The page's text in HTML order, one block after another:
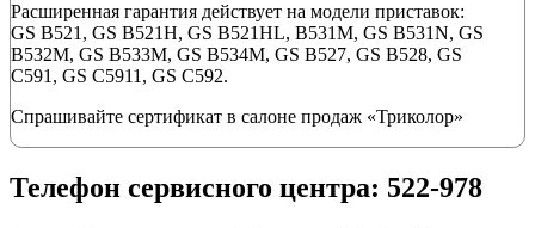
Расширенная гарантия действует на модели приставок:
GS B521, GS B521H, GS B521HL, B531M, GS B531N, GS
B532M, GS B533M, GS B534M, GS B527, GS B528, GS
C591, GS C5911, GS C592.
Спрашивайте сертификат в салоне продаж «Триколор»
Телефон сервисного центра: 522-978